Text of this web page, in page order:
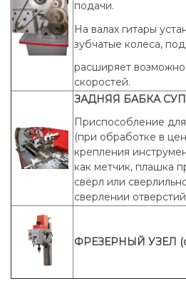
подачи.
На валах гитары
зубчатые колеса,
расширяет
скоростей.
ЗАДНЯЯ БАБКА
Приспособление
(при обработке в
крепления
как метчик, плашка
свёрл или
сверлении
ФРЕЗЕРНЫЙ УЗЕЛ